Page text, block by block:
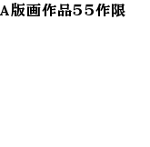
作品５５作限